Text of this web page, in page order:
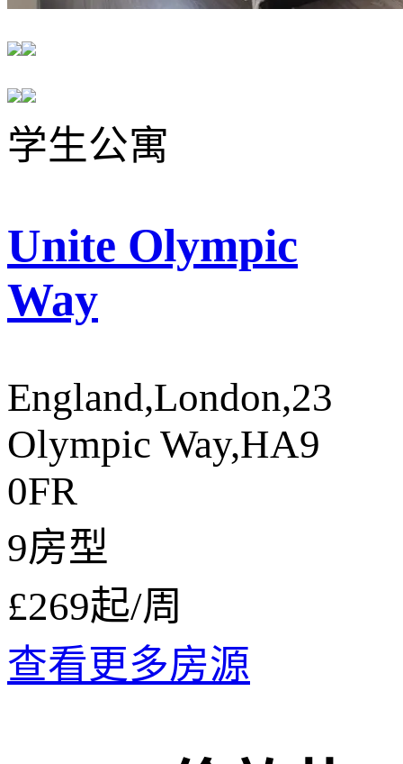
学生公寓
Unite Olympic
Way
England,London,23
Olympic Way,HA9
0FR
9房型
£269起/周
查看更多房源